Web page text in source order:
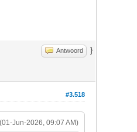
Antwoord }
#3.518
(01-Jun-2026, 09:07 AM)